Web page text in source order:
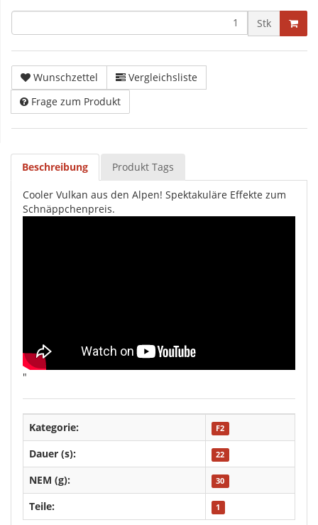
Stk
Wunschzettel
Vergleichsliste
Frage zum Produkt
Beschreibung Produkt Tags
Cooler Vulkan aus den Alpen! Spektakuläre Effekte zum
Schnäppchenpreis.
"
Kategorie: F2
Dauer (s): 22
NEM (g): 30
Teile: 1